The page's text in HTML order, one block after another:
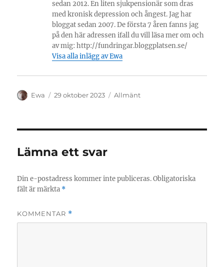
sedan 2012. En liten sjukpensionär som dras
med kronisk depression och ångest. Jag har
bloggat sedan 2007. De första 7 åren fanns jag
på den här adressen ifall du vill läsa mer om och
av mig: http://fundringar.bloggplatsen.se/
Visa alla inlägg av Ewa
Författare
Ewa
Publicerat
29 oktober 2023 Kategorier
Allmänt
Lämna ett svar
Din e-postadress kommer inte publiceras. Obligatoriska
fält är märkta *
KOMMENTAR *